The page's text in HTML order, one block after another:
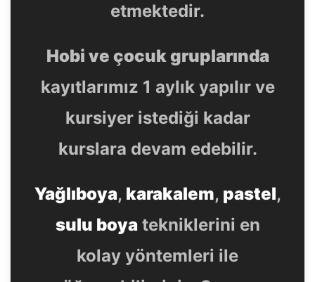
etmektedir.
Hobi ve çocuk gruplarında
kayıtlarımız 1 aylık yapılır ve
kursiyer istediği kadar
kurslara devam edebilir.
Yağlıboya, karakalem, pastel,
sulu boyatekniklerini en
kolay yöntemleri ile